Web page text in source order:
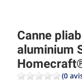
Canne
aluminium
(0